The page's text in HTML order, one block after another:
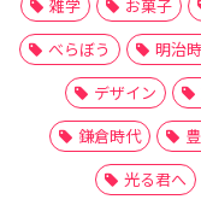
雑学
お菓子
べらぼう
明治
デザイン
鎌倉時代
光る君へ